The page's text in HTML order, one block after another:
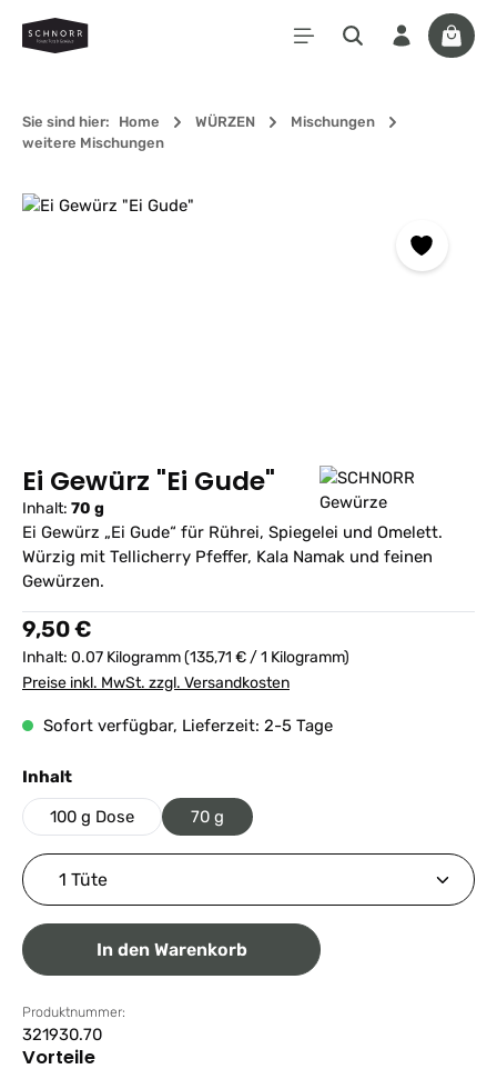
Zum Hauptinhalt springen
Sie sind hier: Home WÜRZEN
Mischungen
weitere Mischungen
Bildergalerie überspringen
Ei Gewürz "Ei Gude"
Inhalt: 70 g
Ei Gewürz „Ei Gude“ für Rührei, Spiegelei und Omelett.
Würzig mit Tellicherry Pfeffer, Kala Namak und feinen
Gewürzen.
Regulärer Preis:
9,50 €
Inhalt: 0.07 Kilogramm(135,71 € / 1 Kilogramm)
Preise inkl. MwSt. zzgl. Versandkosten
Sofort verfügbar, Lieferzeit: 2-5 Tage
Inhaltauswählen
100 g Dose 70 g
Produkt Anzahl: Gib den gewünschten Wert ein
In den Warenkorb
Produktnummer:
321930.70
Vorteile